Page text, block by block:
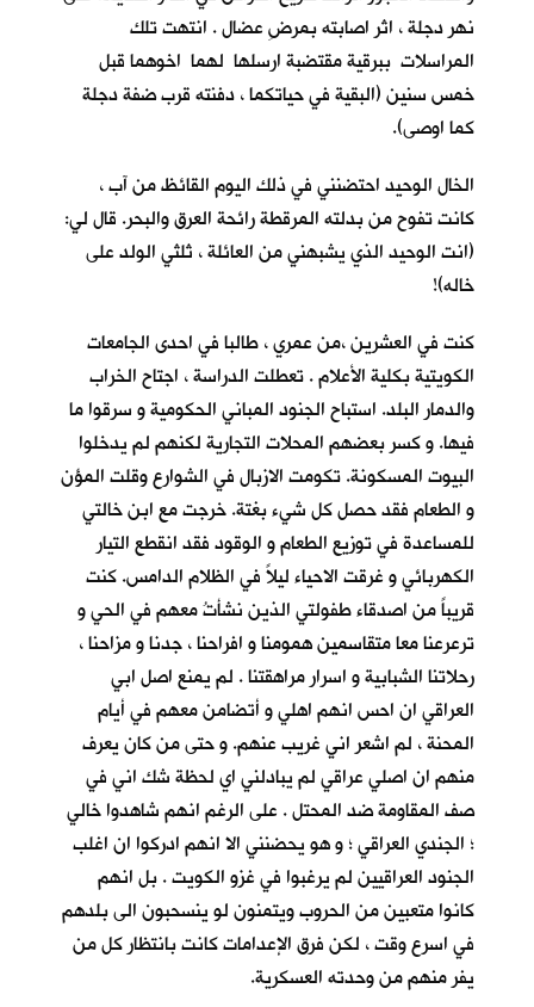
نهر دجلة ، اثر اصابته بمرضِ عضال . انتهت تلك
المراسلات ببرقية مقتضبة ارسلها لهما اخوهما قبل
خمس سنين (البقية في حياتكما ، دفنته قرب ضفة دجلة
كما اوصى).
الخال الوحيد احتضنني في ذلك اليوم القائظ من آب ،
كانت تفوح من بدلته المرقطة رائحة العرق والبحر. قال لي:
(انت الوحيد الذي يشبهني من العائلة ، ثلثي الولد على
خاله)!
كنت في العشرين ،من عمري ، طالبا في احدى الجامعات
الكويتية بكلية الأعلام . تعطلت الدراسة ، اجتاح الخراب
والدمار البلد. استباح الجنود المباني الحكومية و سرقوا ما
فيها. و كسر بعضهم المحلات التجارية لكنهم لم يدخلوا
البيوت المسكونة. تكومت الازبال في الشوارع وقلت المؤن
و الطعام فقد حصل كل شيء بغتة. خرجت مع ابن خالتي
للمساعدة في توزيع الطعام و الوقود فقد انقطع التيار
الكهربائي و غرقت الاحياء ليلاً في الظلام الدامس. كنت
قريباً من اصدقاء طفولتي الذين نشأتُ معهم في الحي و
ترعرعنا معا متقاسمين همومنا و افراحنا ، جدنا و مزاحنا ،
رحلاتنا الشبابية و اسرار مراهقتنا . لم يمنع اصل ابي
العراقي ان احس انهم اهلي و أتضامن معهم في أيام
المحنة ، لم اشعر اني غريب عنهم. و حتى من كان يعرف
منهم ان اصلي عراقي لم يبادلني اي لحظة شك اني في
صف المقاومة ضد المحتل . على الرغم انهم شاهدوا خالي
؛ الجندي العراقي ؛ و هو يحضنني الا انهم ادركوا ان اغلب
الجنود العراقيين لم يرغبوا في غزو الكويت . بل انهم
كانوا متعبين من الحروب ويتمنون لو ينسحبون الى بلدهم
في اسرع وقت ، لكن فرق الإعدامات كانت بانتظار كل من
يفر منهم من وحدته العسكرية.